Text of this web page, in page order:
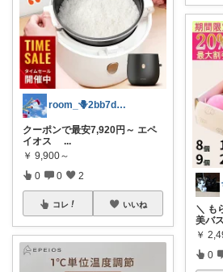
room_🪻2bb7d8bc05
クーポンで最安7,920円～ エペ
イオス
...
￥ 9,900～
0 0 2
コレ いいね
＼ も
美バ
￥
0